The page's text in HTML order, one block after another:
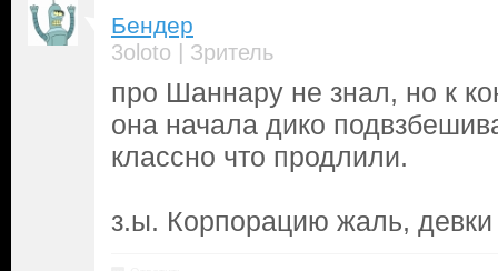
Бендер
3oloto | Зритель
про Шаннару не знал, но к
она начала дико
классно что продлили.
з.ы. Корпорацию жаль,